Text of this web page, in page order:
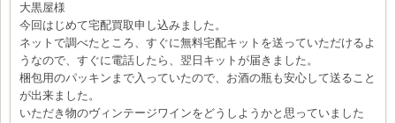
大黒屋様
今回はじめて宅配買取申し込みました。
ネットで調べたところ、すぐに無料宅配キットを送っていただけるよ
うなので、すぐに電話したら、翌日キットが届きました。
梱包用のパッキンまで入っていたので、お酒の瓶も安心して送ること
が出来ました。
いただき物のヴィンテージワインをどうしようかと思っていました